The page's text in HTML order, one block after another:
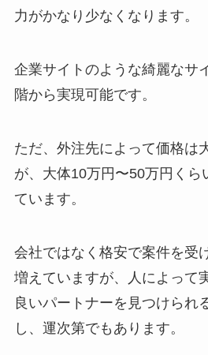
力がかなり少なくなります。
企業サイトのような綺麗なサ
階から実現可能です。
ただ、外注先によって価格は
が、大体10万円〜50万円くら
ています。
会社ではなく格安で案件を受
増えていますが、人によって
良いパートナーを見つけられ
し、運次第でもあります。